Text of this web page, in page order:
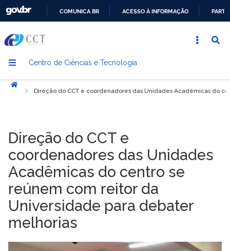
CONTEÚDO
COMUNICA BR ACESSO À INFORMAÇÃO
Centro de Ciências e Tecnologia
Início
Direção do CCT e coordenadores das Unidades Acadêmicas do
Direção do CCT e
coordenadores das Unidades
Acadêmicas do centro se
reúnem com reitor da
Universidade para debater
melhorias